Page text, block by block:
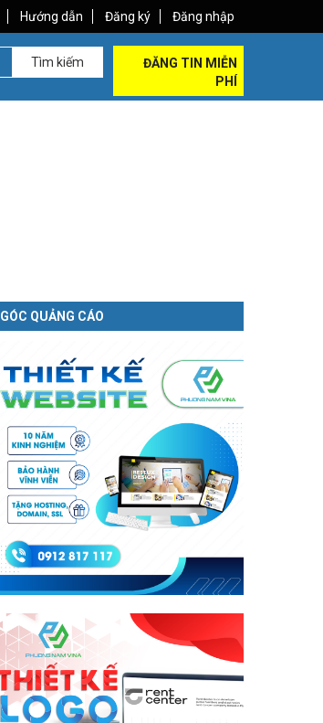
Hướng dẫn Đăng ký Đăng nhập
Tìm kiếm
ĐĂNG TIN MIỄN
PHÍ
GÓC QUẢNG CÁO